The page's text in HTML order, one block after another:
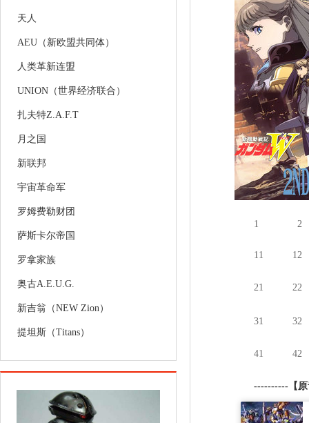
天人
AEU（新欧盟共同体）
人类革新连盟
UNION（世界经济联合）
扎夫特Z.A.F.T
月之国
新联邦
宇宙革命军
罗姆费勒财团
萨斯卡尔帝国
罗拿家族
奥古A.E.U.G.
新吉翁（NEW Zion）
提坦斯（Titans）
1 2
11 12
21 22
31 32
41 42
---------- 【